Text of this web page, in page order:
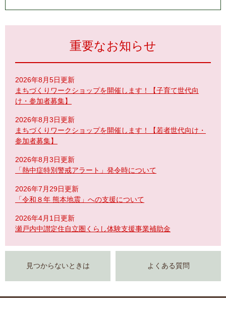
重要なお知らせ
2026年8月5日更新
まちづくりワークショップを開催します！【子育て世代向
け・参加者募集】
2026年8月3日更新
まちづくりワークショップを開催します！【若者世代向け・
参加者募集】
2026年8月3日更新
「熱中症特別警戒アラート」発令時について
2026年7月29日更新
「令和８年 熊本地震」への支援について
2026年4月1日更新
瀬戸内中讃定住自立圏くらし体験支援事業補助金
見つからないときは よくある質問